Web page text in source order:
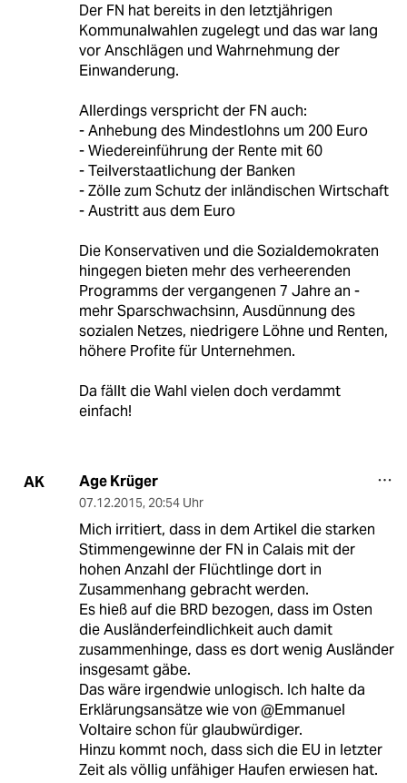
Der FN hat bereits in den letztjährigen
Kommunalwahlen zugelegt und das war lang
vor Anschlägen und Wahrnehmung der
Einwanderung.
Allerdings verspricht der FN auch:
- Anhebung des Mindestlohns um 200 Euro
- Wiedereinführung der Rente mit 60
- Teilverstaatlichung der Banken
- Zölle zum Schutz der inländischen Wirtschaft
- Austritt aus dem Euro
Die Konservativen und die Sozialdemokraten
hingegen bieten mehr des verheerenden
Programms der vergangenen 7 Jahre an -
mehr Sparschwachsinn, Ausdünnung des
sozialen Netzes, niedrigere Löhne und Renten,
höhere Profite für Unternehmen.
Da fällt die Wahl vielen doch verdammt
einfach!
AK Age Krüger
07.12.2015, 20:54 Uhr
Mich irritiert, dass in dem Artikel die starken
Stimmengewinne der FN in Calais mit der
hohen Anzahl der Flüchtlinge dort in
Zusammenhang gebracht werden.
Es hieß auf die BRD bezogen, dass im Osten
die Ausländerfeindlichkeit auch damit
zusammenhinge, dass es dort wenig Ausländer
insgesamt gäbe.
Das wäre irgendwie unlogisch. Ich halte da
Erklärungsansätze wie von @Emmanuel
Voltaire schon für glaubwürdiger.
Hinzu kommt noch, dass sich die EU in letzter
Zeit als völlig unfähiger Haufen erwiesen hat.